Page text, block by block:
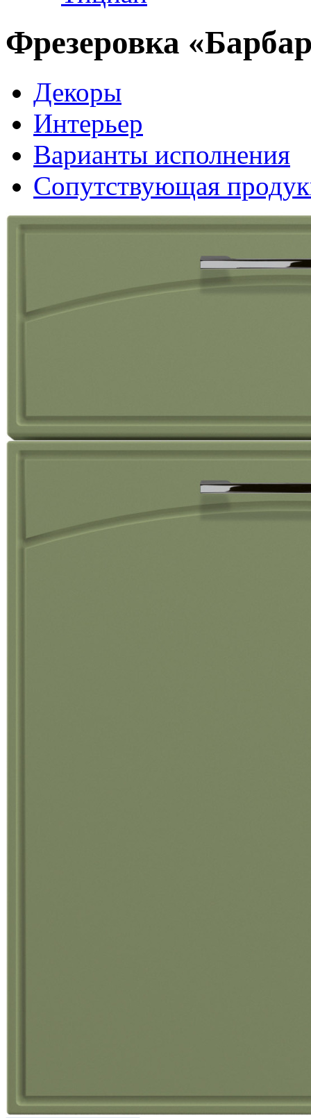
Фрезеровка
Декоры
Интерьер
Варианты исполнения
Сопутствующая